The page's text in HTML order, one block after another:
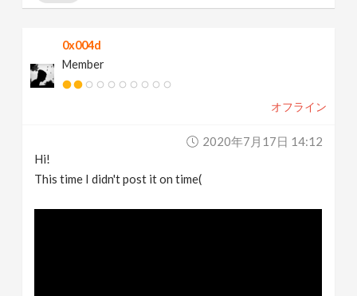
0x004d
Member
オフライン
2020年7月17日 14:12
Hi!
This time I didn't post it on time(